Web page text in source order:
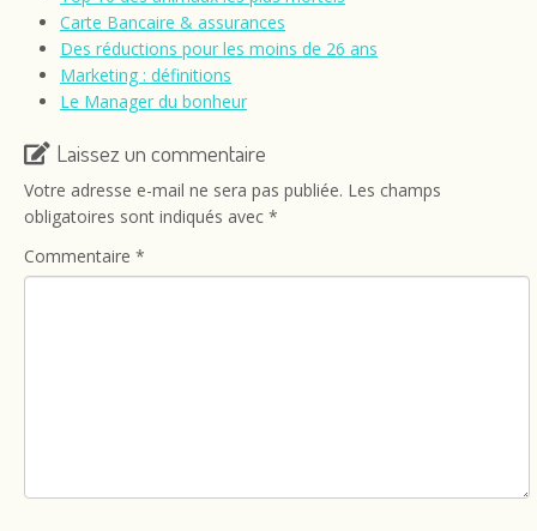
Carte Bancaire & assurances
Des réductions pour les moins de 26 ans
Marketing : définitions
Le Manager du bonheur
Laissez un commentaire
Votre adresse e-mail ne sera pas publiée. Les champs
obligatoires sont indiqués avec *
Commentaire *